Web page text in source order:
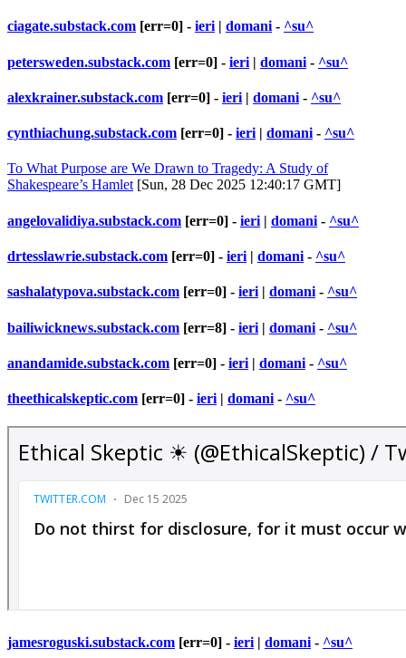
ciagate.substack.com [err=0] - ieri | domani - ^su^
petersweden.substack.com [err=0] - ieri | domani - ^su^
alexkrainer.substack.com [err=0] - ieri | domani - ^su^
cynthiachung.substack.com [err=0] - ieri | domani - ^su^
To What Purpose are We Drawn to Tragedy: A Study of
Shakespeare’s Hamlet[Sun, 28 Dec 2025 12:40:17 GMT]
angelovalidiya.substack.com [err=0] - ieri | domani - ^su^
drtesslawrie.substack.com [err=0] - ieri | domani - ^su^
sashalatypova.substack.com [err=0] - ieri | domani - ^su^
bailiwicknews.substack.com [err=8] - ieri | domani - ^su^
anandamide.substack.com [err=0] - ieri | domani - ^su^
theethicalskeptic.com [err=0] - ieri | domani - ^su^
jamesroguski.substack.com [err=0] - ieri | domani - ^su^